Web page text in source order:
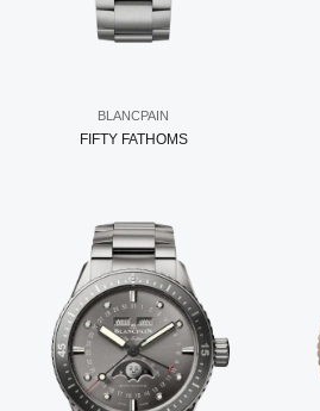
BLANCPAIN
FIFTY FATHOMS